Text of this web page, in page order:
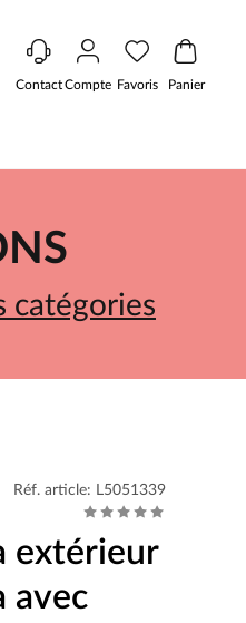
ContactCompte Favoris Panier
catégories
Réf. article: L5051339
extérieur
avec